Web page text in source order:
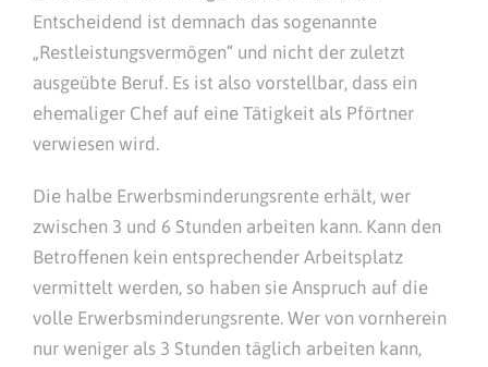
Entscheidend ist demnach das sogenannte
„Restleistungsvermögen“ und nicht der zuletzt
ausgeübte Beruf. Es ist also vorstellbar, dass ein
ehemaliger Chef auf eine Tätigkeit als Pförtner
verwiesen wird.
Die halbe Erwerbsminderungsrente erhält, wer
zwischen 3 und 6 Stunden arbeiten kann. Kann den
Betroffenen kein entsprechender Arbeitsplatz
vermittelt werden, so haben sie Anspruch auf die
volle Erwerbsminderungsrente. Wer von vornherein
nur weniger als 3 Stunden täglich arbeiten kann,